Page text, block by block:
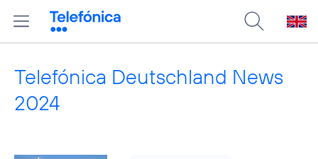
Telefónica Deutschland News
2024